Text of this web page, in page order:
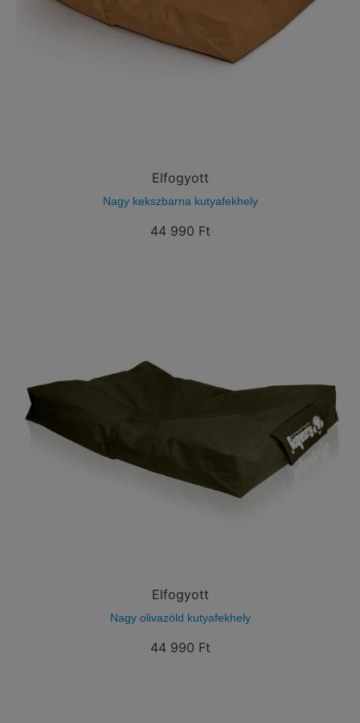
Elfogyott
Nagy kekszbarna kutyafekhely
44 990 Ft
Elfogyott
Nagy olivazöld kutyafekhely
44 990 Ft